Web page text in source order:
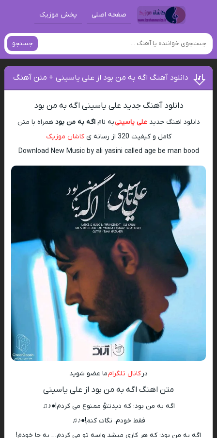
صفحه اصلی پخش موزیک
جستجو
دانلود آهنگ اگه به من بود از علی یاسینی + متن آهنگ
دانلود آهنگ جدید علی یاسینی اگه به من بود
دانلود اهنگ جدیدعلی یاسینیبه ناماگه به من بود همراه با متن
کامل و کیفیت 320 از رسانه ی
کاشان موزیک
Download New Music by ali yasini called age be man bood
در کانال تلگرامما عضو شوید
متن اهنگ اگه به من بود از علی یاسینی
اگه به من بود؛ که دیدنتوُ ممنوع می کردم!●♪♫
فقط خودم، نگات کنم!●♪♫
اگه به من بود؛ که هر کاری میشد واسه تو می کردم… به جا خودم!